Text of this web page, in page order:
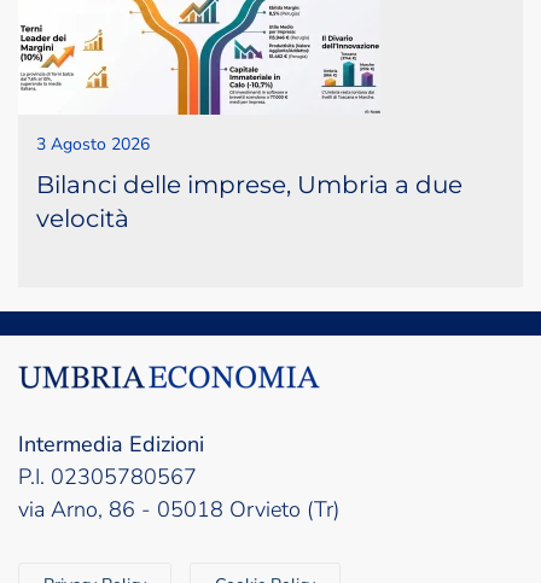
3 Agosto 2026
Bilanci delle imprese, Umbria a due
velocità
Intermedia Edizioni
P.I. 02305780567
via Arno, 86 - 05018 Orvieto (Tr)